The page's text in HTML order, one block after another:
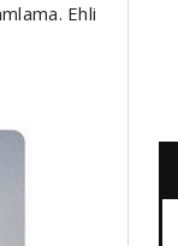
Ehli